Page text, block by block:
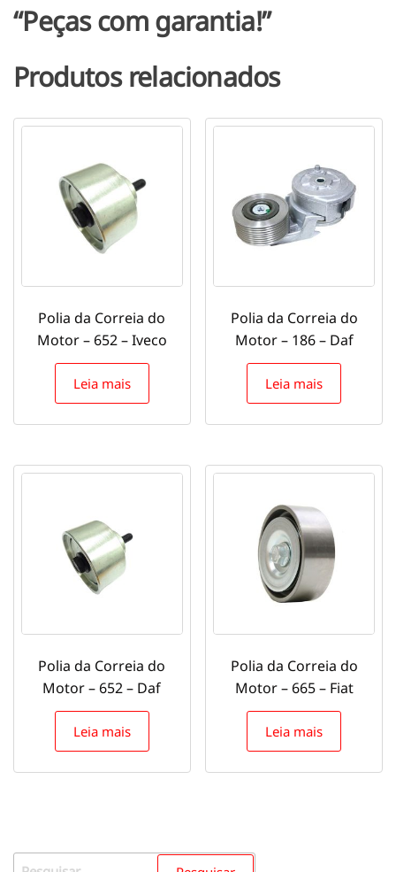
“Peças com garantia!”
Produtos relacionados
Polia da Correia do
Motor – 652 – Iveco
Leia mais
Polia da Correia do
Motor – 186 – Daf
Leia mais
Polia da Correia do
Motor – 652 – Daf
Leia mais
Polia da Correia do
Motor – 665 – Fiat
Leia mais
Pesquisar